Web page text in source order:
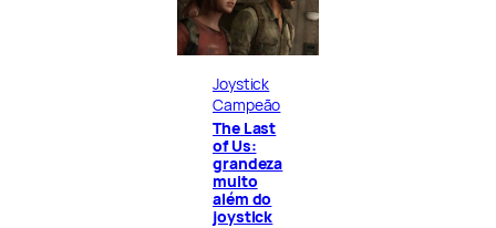
Joystick
Campeão
The Last
of Us:
grandeza
muito
além do
joystick